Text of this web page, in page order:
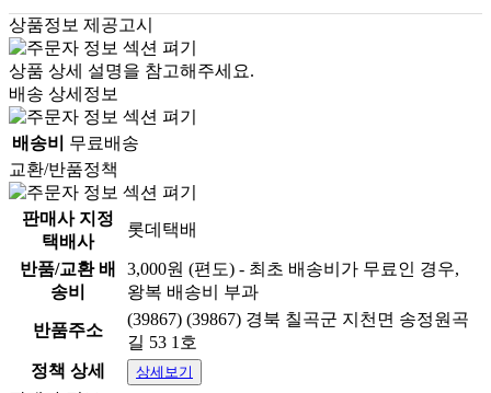
상품정보 제공고시
상품 상세 설명을 참고해주세요.
배송 상세정보
배송비
무료배송
교환/반품정책
판매사 지정
택배사
롯데택배
반품/교환 배
송비
3,000원 (편도) - 최초 배송비가 무료인 경우,
왕복 배송비 부과
반품주소
(39867) (39867) 경북 칠곡군 지천면 송정원곡
길 53 1호
정책 상세
상세보기